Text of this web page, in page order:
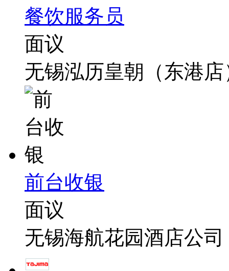
餐饮服务员
面议
无锡泓历皇朝（东港店
前台收银
面议
无锡海航花园酒店公司